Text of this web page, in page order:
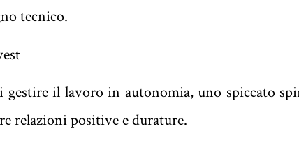
tecnico.
gestire il lavoro in autonomia, uno spiccato
relazioni positive e durature.